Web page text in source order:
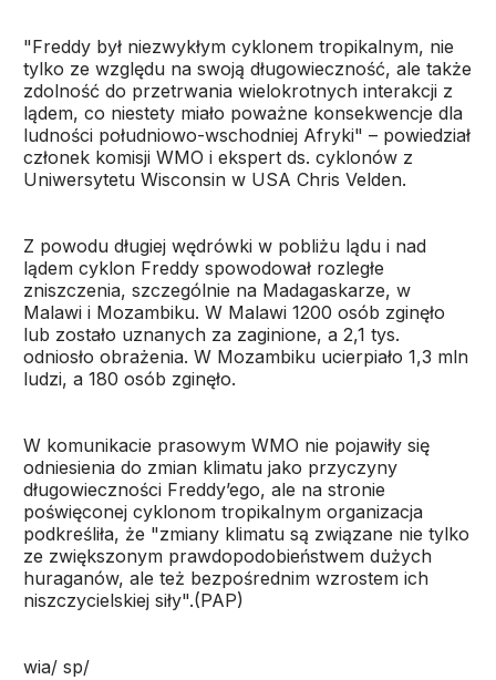
"Freddy był niezwykłym cyklonem tropikalnym, nie
tylko ze względu na swoją długowieczność, ale także
zdolność do przetrwania wielokrotnych interakcji z
lądem, co niestety miało poważne konsekwencje dla
ludności południowo-wschodniej Afryki" – powiedział
członek komisji WMO i ekspert ds. cyklonów z
Uniwersytetu Wisconsin w USA Chris Velden.
Z powodu długiej wędrówki w pobliżu lądu i nad
lądem cyklon Freddy spowodował rozległe
zniszczenia, szczególnie na Madagaskarze, w
Malawi i Mozambiku. W Malawi 1200 osób zginęło
lub zostało uznanych za zaginione, a 2,1 tys.
odniosło obrażenia. W Mozambiku ucierpiało 1,3 mln
ludzi, a 180 osób zginęło.
W komunikacie prasowym WMO nie pojawiły się
odniesienia do zmian klimatu jako przyczyny
długowieczności Freddy’ego, ale na stronie
poświęconej cyklonom tropikalnym organizacja
podkreśliła, że "zmiany klimatu są związane nie tylko
ze zwiększonym prawdopodobieństwem dużych
huraganów, ale też bezpośrednim wzrostem ich
niszczycielskiej siły".(PAP)
wia/ sp/